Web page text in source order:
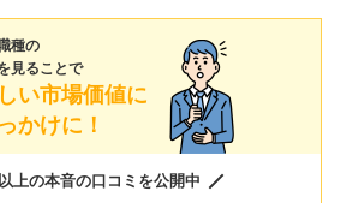
種の
見ることで
い市場価値に
かけに！
上の本音の口コミを公開中